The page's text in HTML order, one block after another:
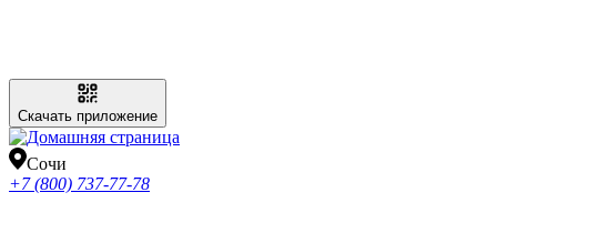
Скачать приложение
Сочи
+7 (800) 737-77-78